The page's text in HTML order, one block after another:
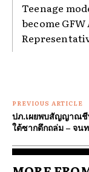
Teenage
become
PREVIOUS ARTICLE
ปภ.เผยพบสัญญาณชี
ใต้ซากตึกถล่ม – จน